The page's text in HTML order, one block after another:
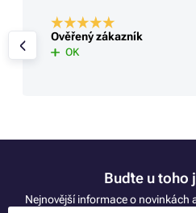
Ověřený zákazník
OK
Buďte u toho
Nejnovější informace o novinkách